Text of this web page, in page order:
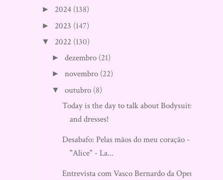
► 2024 (138)
► 2023 (147)
▼ 2022 (130)
►dezembro (21)
►novembro (22)
▼ outubro (8)
Today is the day to talk about Bodysuits
and dresses!
Desabafo: Pelas mãos do meu coração -
"Alice" - La...
Entrevista com Vasco Bernardo da Opera